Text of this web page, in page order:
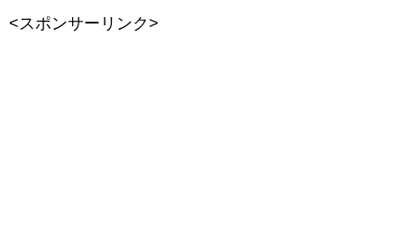
<スポンサーリンク>